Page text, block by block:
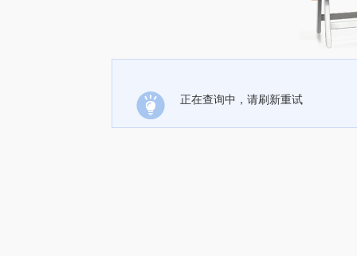
正在查询中，请刷新重试